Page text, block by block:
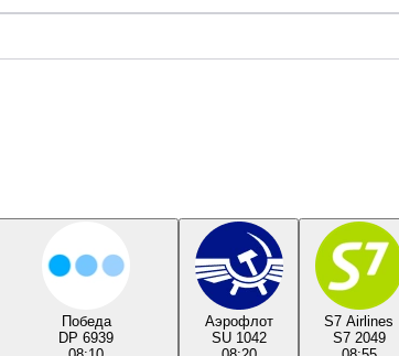
Победа
DP 6939
Аэрофлот
SU 1042
S7 Airlines
S7 2049